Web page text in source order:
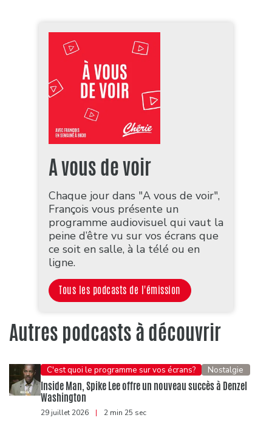
A vous de voir
Chaque jour dans "A vous de voir",
François vous présente un
programme audiovisuel qui vaut la
peine d’être vu sur vos écrans que
ce soit en salle, à la télé ou en
ligne.
Tous les podcasts de l'émission
Autres podcasts à découvrir
C'est quoi le programme sur vos écrans? Nostalgie
Inside Man, Spike Lee offre un nouveau succès à Denzel
Washington
29 juillet 2026 | 2 min 25 sec